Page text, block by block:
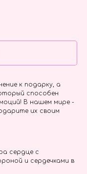
к подарку, а
способен
В нашем мире -
их своим
сердце с
и сердечками в